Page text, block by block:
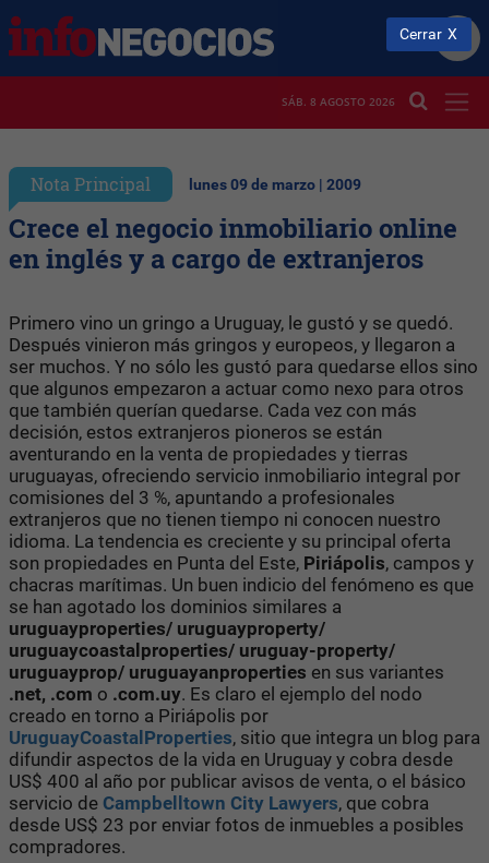
SÁB. 8 AGOSTO 2026
Nota Principal lunes 09 de marzo | 2009
Crece el negocio inmobiliario online
en inglés y a cargo de extranjeros
Primero vino un gringo a Uruguay, le gustó y se quedó.
Después vinieron más gringos y europeos, y llegaron a
ser muchos. Y no sólo les gustó para quedarse ellos sino
que algunos empezaron a actuar como nexo para otros
que también querían quedarse. Cada vez con más
decisión, estos extranjeros pioneros se están
aventurando en la venta de propiedades y tierras
uruguayas, ofreciendo servicio inmobiliario integral por
comisiones del 3 %, apuntando a profesionales
extranjeros que no tienen tiempo ni conocen nuestro
idioma. La tendencia es creciente y su principal oferta
son propiedades en Punta del Este, Piriápolis, campos y
chacras marítimas. Un buen indicio del fenómeno es que
se han agotado los dominios similares a
uruguayproperties/ uruguayproperty/
uruguaycoastalproperties/ uruguay-property/
uruguayprop/ uruguayanproperties en sus variantes
.net, .com o .com.uy. Es claro el ejemplo del nodo
creado en torno a Piriápolis por
UruguayCoastalProperties, sitio que integra un blog para
difundir aspectos de la vida en Uruguay y cobra desde
US$ 400 al año por publicar avisos de venta, o el básico
servicio de Campbelltown City Lawyers, que cobra
desde US$ 23 por enviar fotos de inmuebles a posibles
compradores.
Cerrar